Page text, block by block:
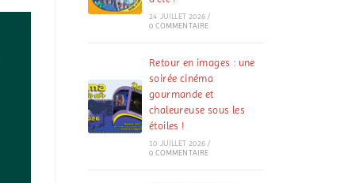
24 JUILLET 2026 /
0 COMMENTAIRE
Retour en images : une
soirée cinéma
gourmande et
chaleureuse sous les
étoiles !
10 JUILLET 2026 /
0 COMMENTAIRE